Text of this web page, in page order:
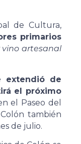
de Cultura,
primarios
vino artesanal
extendió de
el próximo
el Paseo del
también
de julio.